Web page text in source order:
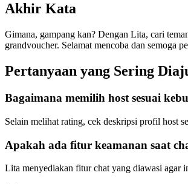
Akhir Kata
Gimana, gampang kan? Dengan Lita, cari
grandvoucher. Selamat mencoba dan semoga
Pertanyaan yang Sering
Bagaimana memilih host sesuai
Selain melihat rating, cek deskripsi profil host
Apakah ada fitur keamanan saat
Lita menyediakan fitur chat yang diawasi agar